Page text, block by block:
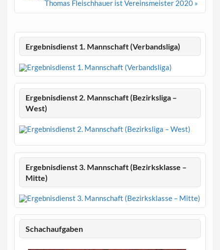
Thomas Fleischhauer ist Vereinsmeister 2020 »
Ergebnisdienst 1. Mannschaft (Verbandsliga)
Ergebnisdienst 2. Mannschaft (Bezirksliga –
West)
Ergebnisdienst 3. Mannschaft (Bezirksklasse –
Mitte)
Schachaufgaben